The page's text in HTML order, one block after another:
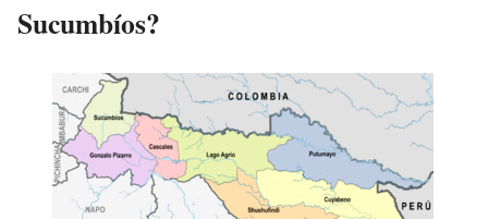
Sucumbíos?